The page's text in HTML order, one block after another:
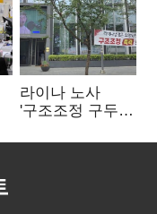
라이나 노사
'구조조정 구두